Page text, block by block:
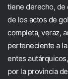
tiene derecho, de
de los actos de
completa, veraz,
perteneciente a
entes
por la provincia